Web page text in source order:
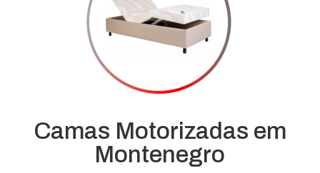
Camas Motorizadas em
Montenegro